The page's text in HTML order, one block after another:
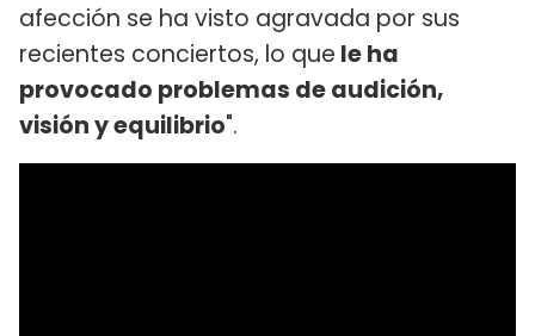
afección se ha visto agravada por sus
recientes conciertos, lo que le ha
provocado problemas de audición,
visión y equilibrio".